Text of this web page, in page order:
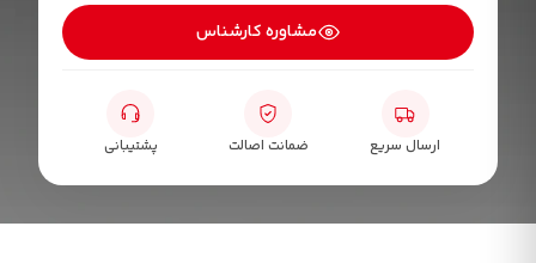
مشاوره کارشناس
ارسال سریع ضمانت اصالت پشتیبانی